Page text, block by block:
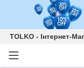
TOLKO - Інтернет-